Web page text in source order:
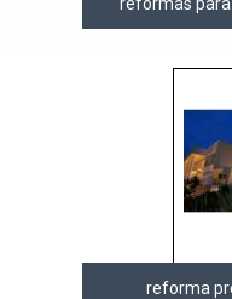
reforma